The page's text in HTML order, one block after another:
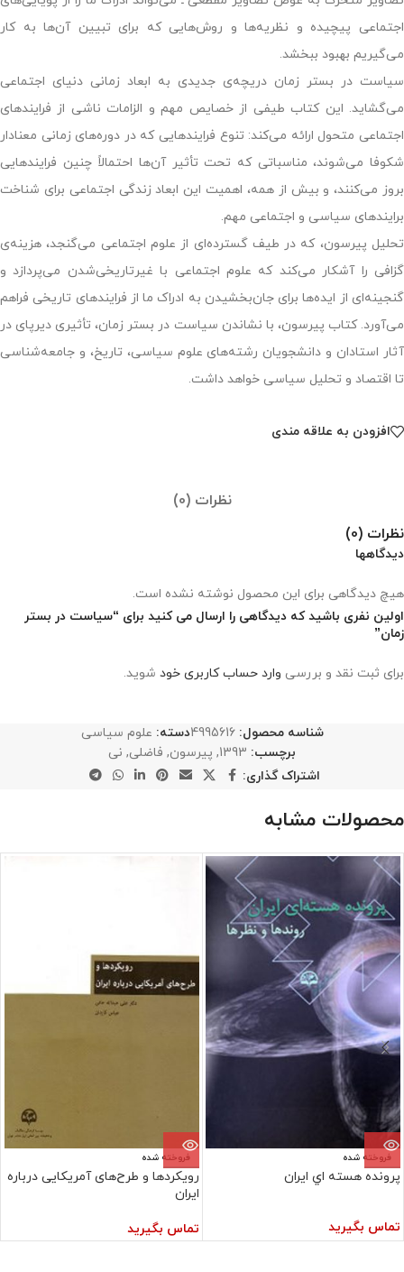
اجتماعی پیچیده و نظریه‌ها و روش‌هایی که برای تبیین آن‌ها به کار
می‌گیریم بهبود ببخشد.
سیاست در بستر زمان دریچه‌ی جدیدی به ابعاد زمانی دنیای اجتماعی
می‌گشاید. این کتاب طیفی از خصایص مهم و الزامات ناشی از فرایندهای
اجتماعی متحول ارائه می‌کند: تنوع فرایندهایی که در دوره‌های زمانی معنادار
شکوفا می‌شوند، مناسباتی که تحت تأثیر آن‌ها احتمالاً چنین فرایندهایی
بروز می‌کنند، و بیش از همه، اهمیت این ابعاد زندگی اجتماعی برای شناخت
برایندهای سیاسی و اجتماعی مهم.
تحلیل پیرسون، که در طیف گسترده‌ای از علوم اجتماعی می‌گنجد، هزینه‌ی
گزافی را آشکار می‌کند که علوم اجتماعی با غیرتاریخی‌شدن می‌پردازد و
گنجینه‌ای از ایده‌ها برای جان‌بخشیدن به ادراک ما از فرایندهای تاریخی فراهم
می‌آورد. کتاب پیرسون، با نشاندن سیاست در بستر زمان، تأثیری دیرپای در
آثار استادان و دانشجویان رشته‌های علوم سیاسی، تاریخ، و جامعه‌شناسی
تا اقتصاد و تحلیل سیاسی خواهد داشت.
افزودن به علاقه مندی
نظرات (0)
نظرات (0)
دیدگاهها
هیچ دیدگاهی برای این محصول نوشته نشده است.
اولین نفری باشید که دیدگاهی را ارسال می کنید برای “سیاست در بستر
زمان”
برای ثبت نقد و بررسی وارد حساب کاربری خود شوید.
شناسه محصول:4995616دسته: علوم سیاسی
برچسب: 1393
, پیرسون, فاضلی, نی
اشتراک گذاری:
محصولات مشابه
فروخته شده
پرونده‏ هسته‏ اي‏ ايران‏
تماس بگیرید
فروخته شده
رویکردها و طرح‌های آمریکایی درباره
ایران
تماس بگیرید